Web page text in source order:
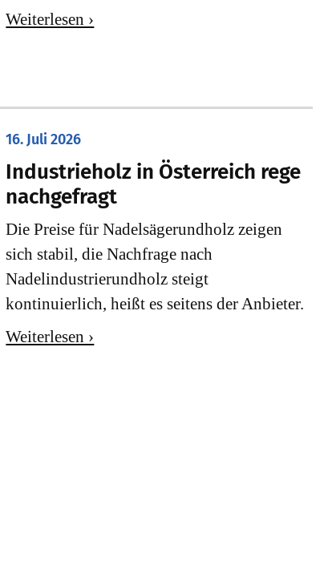
Weiterlesen ›
16. Juli 2026
Industrieholz in Österreich rege
nachgefragt
Die Preise für Nadelsägerundholz zeigen
sich stabil, die Nachfrage nach
Nadelindustrierundholz steigt
kontinuierlich, heißt es seitens der Anbieter.
Weiterlesen ›